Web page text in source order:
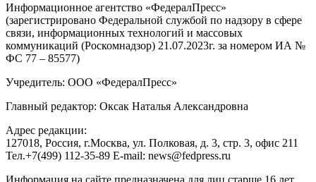
Информационное агентство «ФедералПресс»
(зарегистрировано Федеральной службой по надзору в сфере
связи, информационных технологий и массовых
коммуникаций (Роскомнадзор) 21.07.2023г. за номером ИА №
ФС 77 – 85577)
Учредитель: ООО «ФедералПресс»
Главный редактор: Оксак Наталья Александровна
Адрес редакции:
127018, Россия, г.Москва, ул. Полковая, д. 3, стр. 3, офис 211
Тел.+7(499) 112-35-89 E-mail: news@fedpress.ru
Информация на сайте предназначена для лиц старше 16 лет